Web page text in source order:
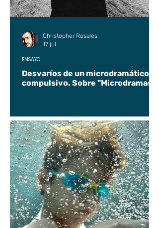
Desvaríos de un microdramático
compulsivo. Sobre "Microdramas".
ENSAYO
Christopher Rosales
17 jul